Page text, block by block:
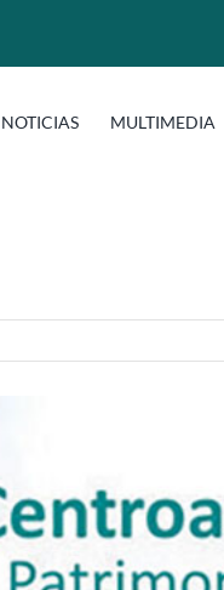
NOTICIAS MULTIMEDIA